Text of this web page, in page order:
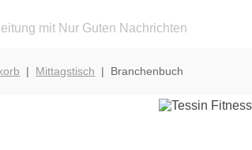
mit Nur Guten Nachrichten
| Mittagstisch | Branchenbuch